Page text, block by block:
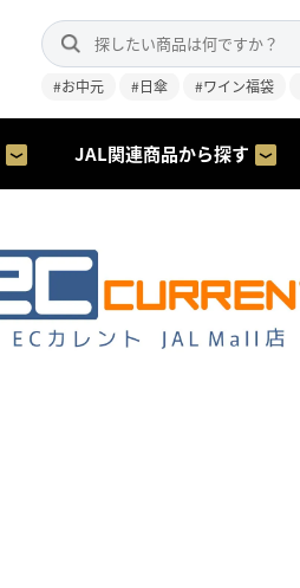
#お中元 #日傘 #ワイン福袋
JAL関連商品から探す